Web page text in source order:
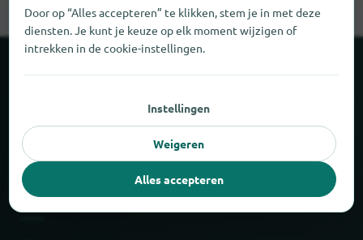
Over locabee
Partner
Juridisch
Door op “Alles accepteren” te klikken, stem je in met deze
diensten. Je kunt je keuze op elk moment wijzigen of
intrekken in de cookie-instellingen.
Instellingen
Weigeren
Alles accepteren